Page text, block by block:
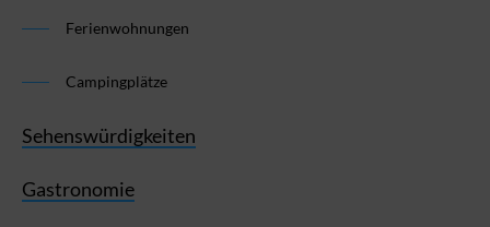
Ferienwohnungen
Campingplätze
Sehenswürdigkeiten
Gastronomie